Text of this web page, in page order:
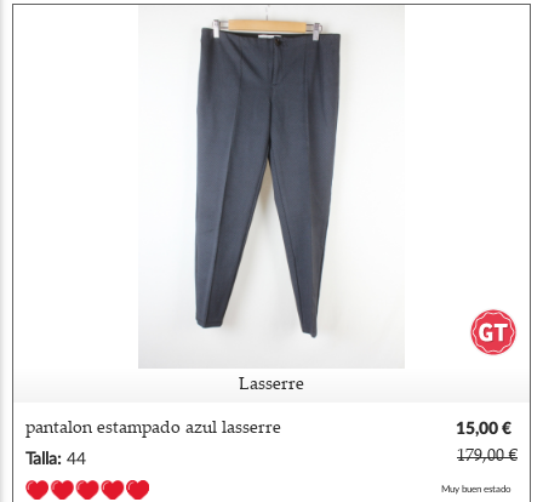
Lasserre
pantalon estampado azul lasserre
15,00 €
Talla: 44 179,00 €
Muy buen estado